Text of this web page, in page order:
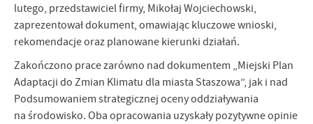
lutego, przedstawiciel firmy, Mikołaj Wojciechowski,
zaprezentował dokument, omawiając kluczowe wnioski,
rekomendacje oraz planowane kierunki działań.
Zakończono prace zarówno nad dokumentem „Miejski Plan
Adaptacji do Zmian Klimatu dla miasta Staszowa”, jak i nad
Podsumowaniem strategicznej oceny oddziaływania
na środowisko. Oba opracowania uzyskały pozytywne opinie